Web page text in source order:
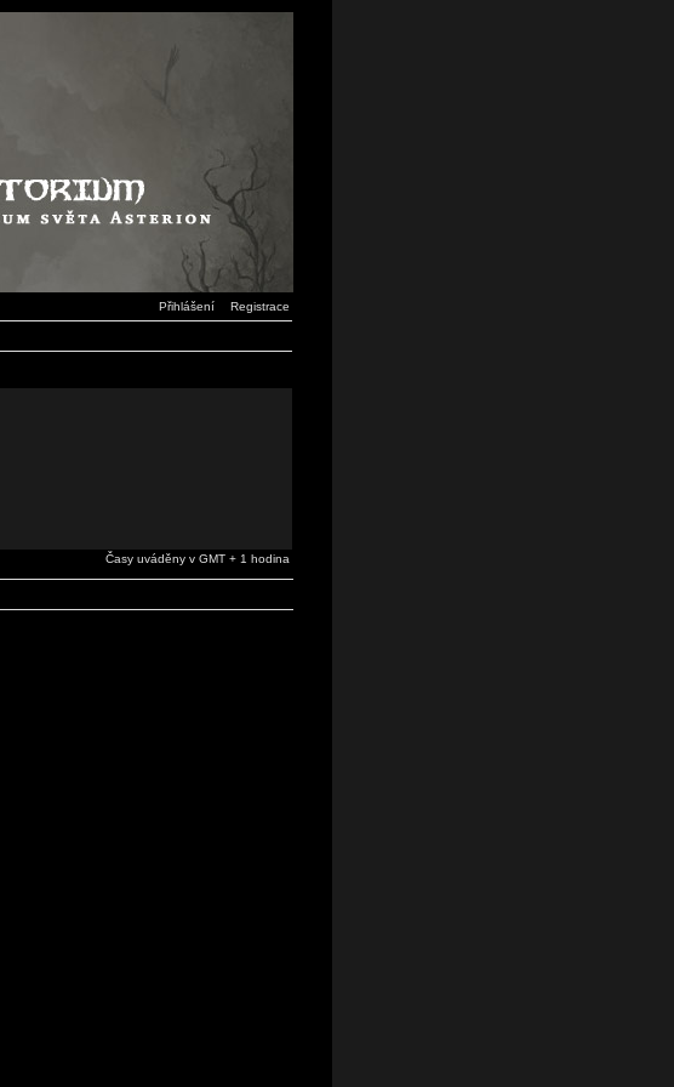
Přihlášení Registrace
Časy uváděny v GMT + 1 hodina